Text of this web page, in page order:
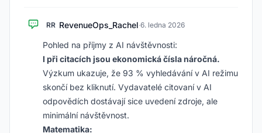
RR RevenueOps_Rachel·6. ledna 2026
Pohled na příjmy z AI návštěvnosti:
I při citacích jsou ekonomická čísla náročná.
Výzkum ukazuje, že 93 % vyhledávání v AI režimu
skončí bez kliknutí. Vydavatelé citovaní v AI
odpovědích dostávají sice uvedení zdroje, ale
minimální návštěvnost.
Matematika: